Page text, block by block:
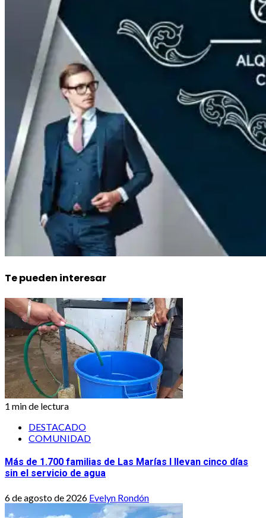
Te pueden interesar
1 min de lectura
DESTACADO
COMUNIDAD
Más de 1.700 familias de Las Marías I llevan cinco días
sin el servicio de agua
6 de agosto de 2026 Evelyn Rondón